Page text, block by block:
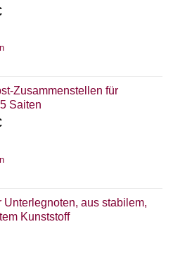
Zusammenstellen für
Saiten
Unterlegnoten, aus stabilem,
Kunststoff